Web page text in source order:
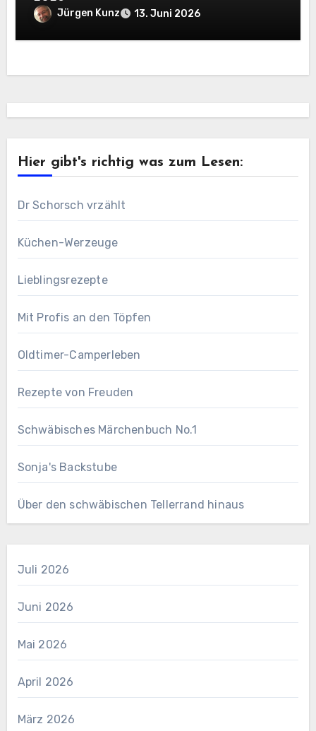
Jürgen Kunz 13. Juni 2026
Hier gibt's richtig was zum Lesen:
Dr Schorsch vrzählt
Küchen-Werzeuge
Lieblingsrezepte
Mit Profis an den Töpfen
Oldtimer-Camperleben
Rezepte von Freuden
Schwäbisches Märchenbuch No.1
Sonja's Backstube
Über den schwäbischen Tellerrand hinaus
Juli 2026
Juni 2026
Mai 2026
April 2026
März 2026